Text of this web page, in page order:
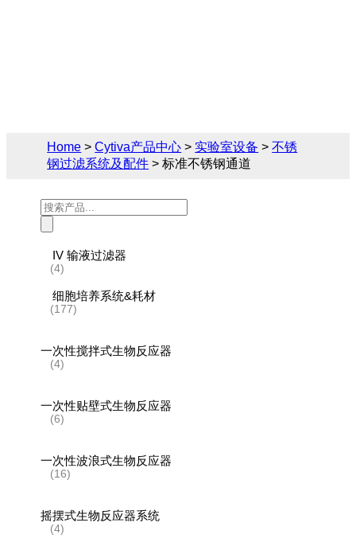
Home >Cytiva产品中心 > 实验室设备 >不锈
钢过滤系统及配件 > 标准不锈钢通道
Products
search
IV 输液过滤器
(4)
细胞培养系统&耗材
(177)
一次性搅拌式生物反应器
(4)
一次性贴壁式生物反应器
(6)
一次性波浪式生物反应器
(16)
摇摆式生物反应器系统
(4)